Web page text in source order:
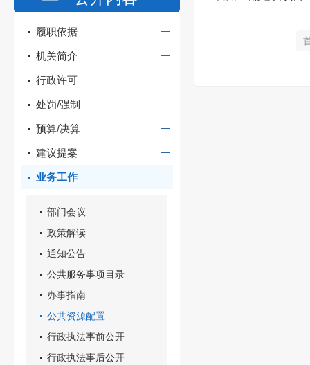
履职依据
机关简介
行政许可
处罚/强制
预算/决算
建议提案
业务工作
部门会议
政策解读
通知公告
公共服务事项目录
办事指南
公共资源配置
行政执法事前公开
行政执法事后公开